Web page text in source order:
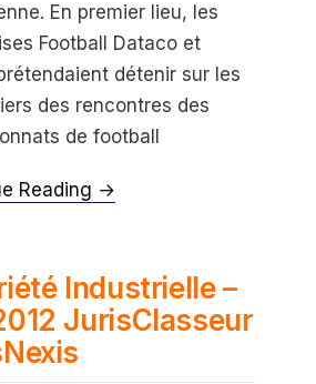
En premier lieu, les
Football Dataco et
détenir sur les
des rencontres des
de football
Reading →
Industrielle –
JurisClasseur